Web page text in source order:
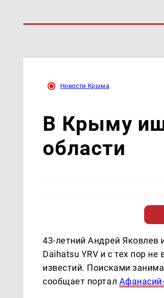
Новости Крыма
В Крыму
области
43-летний Андрей Яковлев
Daihatsu YRV и с тех пор
известий. Поисками
сообщает портал